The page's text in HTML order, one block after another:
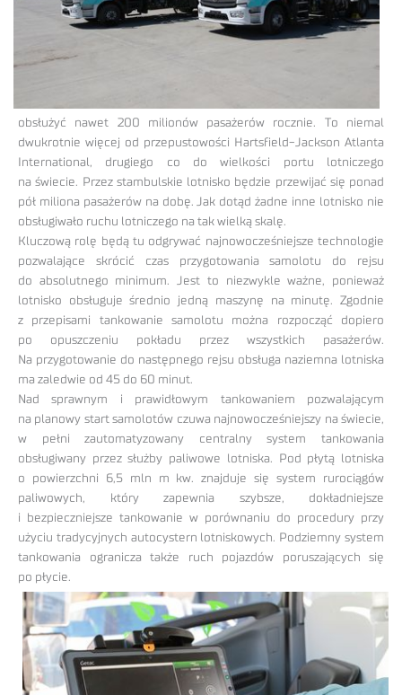
obsłużyć nawet 200 milionów pasażerów rocznie. To niemal
dwukrotnie więcej od przepustowości Hartsfield-Jackson Atlanta
International, drugiego co do wielkości portu lotniczego
na świecie. Przez stambulskie lotnisko będzie przewijać się ponad
pół miliona pasażerów na dobę. Jak dotąd żadne inne lotnisko nie
obsługiwało ruchu lotniczego na tak wielką skalę.
Kluczową rolę będą tu odgrywać najnowocześniejsze technologie
pozwalające skrócić czas przygotowania samolotu do rejsu
do absolutnego minimum. Jest to niezwykle ważne, ponieważ
lotnisko obsługuje średnio jedną maszynę na minutę. Zgodnie
z przepisami tankowanie samolotu można rozpocząć dopiero
po opuszczeniu pokładu przez wszystkich pasażerów.
Na przygotowanie do następnego rejsu obsługa naziemna lotniska
ma zaledwie od 45 do 60 minut.
Nad sprawnym i prawidłowym tankowaniem pozwalającym
na planowy start samolotów czuwa najnowocześniejszy na świecie,
w pełni zautomatyzowany centralny system tankowania
obsługiwany przez służby paliwowe lotniska. Pod płytą lotniska
o powierzchni 6,5 mln m kw. znajduje się system rurociągów
paliwowych, który zapewnia szybsze, dokładniejsze
i bezpieczniejsze tankowanie w porównaniu do procedury przy
użyciu tradycyjnych autocystern lotniskowych. Podziemny system
tankowania ogranicza także ruch pojazdów poruszających się
po płycie.